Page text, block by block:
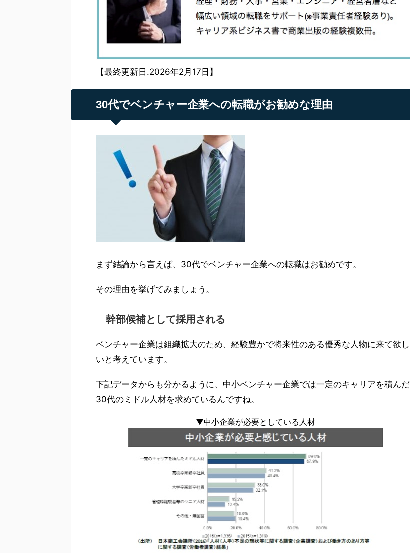
【最終更新日.2026年2月17日】
30代でベンチャー企業への転職がお勧めな理由
まず結論から言えば、30代でベンチャー企業への転職はお勧めです。
その理由を挙げてみましょう。
幹部候補として採用される
ベンチャー企業は組織拡大のため、経験豊かで将来性のある優秀な人物に来て欲し
いと考えています。
下記データからも分かるように、中小ベンチャー企業では一定のキャリアを積んだ
30代のミドル人材を求めているんですね。
▼中小企業が必要としている人材